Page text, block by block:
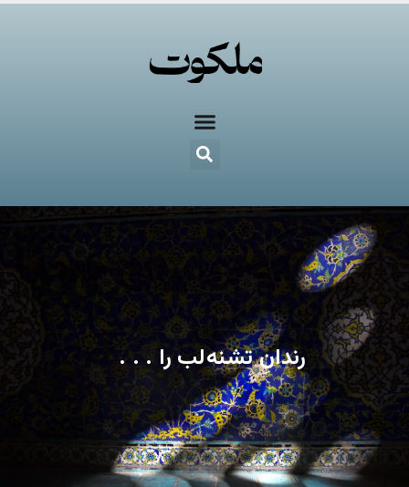
رندانِ تشنه‌لب را . . .